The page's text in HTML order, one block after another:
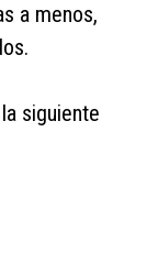
a menos,
siguiente